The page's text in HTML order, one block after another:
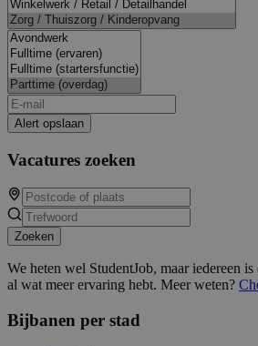
Alert opslaan
Vacatures zoeken
Zoeken
We heten wel StudentJob, maar iedereen
al wat meer ervaring hebt. Meer weten?
Bijbanen per stad